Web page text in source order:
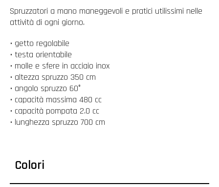
Spruzzatori a mano maneggevoli e pratici utilissimi nelle
attività di ogni giorno.
• getto regolabile
• testa orientabile
• molle e sfere in acciaio inox
• altezza spruzzo 350 cm
• angolo spruzzo 60°
• capacità massima 480 cc
• capacità pompata 2.0 cc
• lunghezza spruzzo 700 cm
Colori